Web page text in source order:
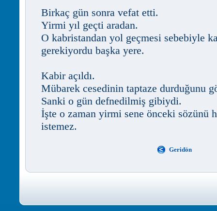
Birkaç gün sonra vefat etti.
Yirmi yıl geçti aradan.
O kabristandan yol geçmesi sebebiyle
gerekiyordu başka yere.
Kabir açıldı.
Mübarek cesedinin taptaze durduğunu
Sanki o gün defnedilmiş gibiydi.
İşte o zaman yirmi sene önceki sözünü
istemez.
Geridön